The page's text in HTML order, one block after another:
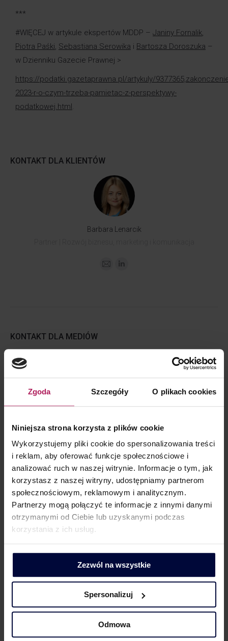
Zgoda Szczegóły O plikach cookies
Niniejsza strona korzysta z plików cookie
Wykorzystujemy pliki cookie do spersonalizowania treści
i reklam, aby oferować funkcje społecznościowe i
analizować ruch w naszej witrynie. Informacje o tym, jak
korzystasz z naszej witryny, udostępniamy partnerom
społecznościowym, reklamowym i analitycznym.
Partnerzy mogą połączyć te informacje z innymi danymi
otrzymanymi od Ciebie lub uzyskanymi podczas
korzystania z ich usług.
Zezwól na wszystkie
Spersonalizuj
Odmowa
***
#WIĘCEJ w artykule ekspertów MDDP – Janiny Fornalik,
Piotra Paśki, Sebastiana Serowika i Bartosza Doroszuka –
w Dzienniku Gazecie Prawnej >
https://podatki.gazetaprawna.pl/artykuly/
2023-r-o-czym-trzeba-pamietac-z-perspektywy-
podatkowej.html.
KONTAKT DLA KLIENTÓW
Barbara Lenarcik
KONTAKT DLA MEDIÓW
Dorota Chruściel-Dziekańska
+48 500 127 570
WIĘCEJ WIEDZY
AKTUALNOŚCI
(517)
NASI EKSPERCI W MEDIACH
TAX ALERT
(226)